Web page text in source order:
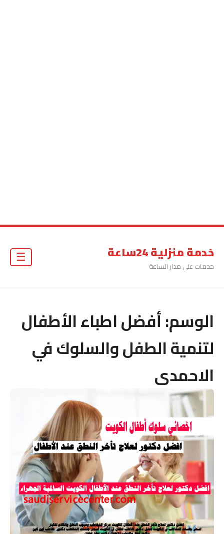
خدمة منزلية 24ساعة
خدمات على مدار الساعة
☰
الوسم:أفضل اطباء الأطفال
لتنمية الطفل والسلوك في
الاحمدى